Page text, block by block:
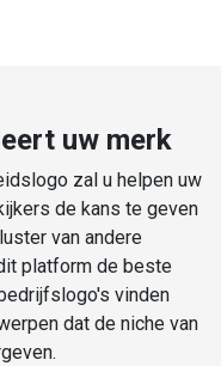
uw merk
zal u helpen uw
de kans te geven
van andere
platform de beste
vinden
dat de niche van